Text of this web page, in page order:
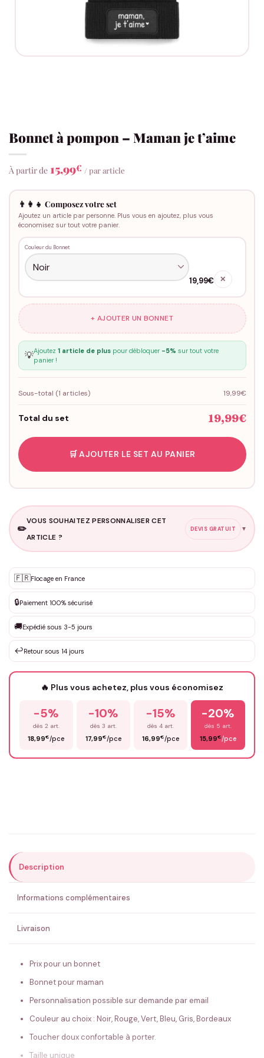
Bonnet à pompon – Maman je t’aime
À partir de 15,99€ / par article
👨‍👩‍👧 Composez votre set
Ajoutez un article par personne. Plus vous en ajoutez, plus vous
économisez sur tout votre panier.
Couleur du Bonnet
19,99€ ✕
+ AJOUTER UN BONNET
💡Ajoutez 1 article de pluspour débloquer -5% sur tout votre
panier !
Sous-total (1 articles) 19,99€
Total du set 19,99€
🛒 AJOUTER LE SET AU PANIER
✏️
VOUS SOUHAITEZ PERSONNALISER CET
ARTICLE ?
DEVIS GRATUIT ▼
✨ Personnalisation sur mesure
DEVIS GRATUIT · Personnalisation de 3 à 10€ selon la demande
Que souhaitez-vous ?*
Votre texte / idée*
Prénom*
ENVOYER MA DEMANDE ✨
💚 Retour sous 24-48h🇫🇷 Flocage en France✅ Validation avant fabrication
🇫🇷Flocage en France
🔒Paiement 100% sécurisé
🚚Expédié sous 3-5 jours
↩️Retour sous 14 jours
🔥 Plus vous achetez, plus vous économisez
-5%
dès 2 art.
18,99€/pce
-10%
dès 3 art.
17,99€/pce
-15%
dès 4 art.
16,99€/pce
-20%
dès 5 art.
15,99€/pce
Description
Informations complémentaires
Livraison
Prix pour un bonnet
Bonnet pour maman
Personnalisation possible sur demande par email
Couleur au choix : Noir, Rouge, Vert, Bleu, Gris, Bordeaux
Toucher doux confortable à porter.
Taille unique